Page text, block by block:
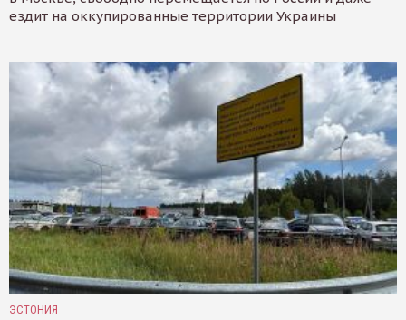
ездит на оккупированные территории Украины
ЭСТОНИЯ